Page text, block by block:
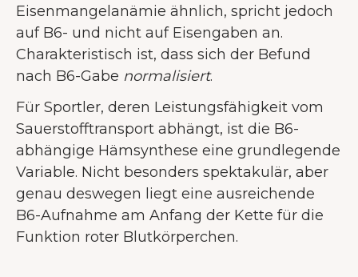
Eisenmangelanämie ähnlich, spricht jedoch
auf B6- und nicht auf Eisengaben an.
Charakteristisch ist, dass sich der Befund
nach B6-Gabe normalisiert.
Für Sportler, deren Leistungsfähigkeit vom
Sauerstofftransport abhängt, ist die B6-
abhängige Hämsynthese eine grundlegende
Variable. Nicht besonders spektakulär, aber
genau deswegen liegt eine ausreichende
B6-Aufnahme am Anfang der Kette für die
Funktion roter Blutkörperchen.